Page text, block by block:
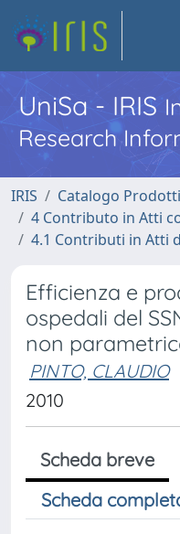
UniSa - IRIS
Research
IRIS
Catalogo
4 Contributo in Atti
4.1 Contributi in Atti
Efficienza e
ospedali del
non
PINTO, CLAUDIO
2010
Scheda breve
Scheda